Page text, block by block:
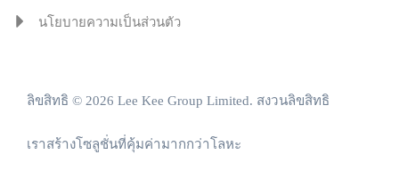
นโยบายความเป็นส่วนตัว
ลิขสิทธิ © 2026 Lee Kee Group Limited. สงวนลิขสิทธิ
เราสร้างโซลูชั่นที่คุ้มค่ามากกว่าโลหะ